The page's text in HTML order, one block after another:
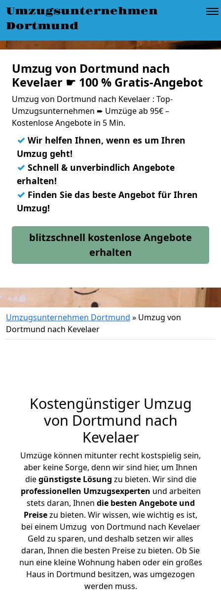
Umzugsunternehmen
Dortmund
Umzug von Dortmund nach
Kevelaer ☛ 100 % Gratis-Angebot
Umzug von Dortmund nach Kevelaer : Top-
Umzugsunternehmen ➨ Umzüge ab 95€ –
Kostenlose Angebote in 5 Min.
✓ Wir helfen Ihnen, wenn es um Ihren
Umzug geht!
✓ Schnell & unverbindlich Angebote
erhalten!
✓ Finden Sie das beste Angebot für Ihren
Umzug!
blitzschnell kostenlose Angebote
erhalten
Umzugsunternehmen Dortmund » Umzug von
Dortmund nach Kevelaer
Kostengünstiger Umzug
von Dortmund nach
Kevelaer
Umzüge können mitunter recht kostspielig sein,
aber keine Sorge, denn wir sind hier, um Ihnen
diegünstigste Lösung zu bieten. Wir sind die
professionellen Umzugsexperten und arbeiten
stets daran, Ihnen die besten Angebote und
Preisezu bieten. Wir wissen, wie wichtig es ist,
bei einem Umzug von Dortmund nach Kevelaer
Geld zu sparen, und deshalb setzen wir alles
daran, Ihnen die besten Preise zu bieten. Ob Sie
nun eine kleine Wohnung haben oder ein großes
Haus in Dortmund besitzen, was umgezogen
werden muss.